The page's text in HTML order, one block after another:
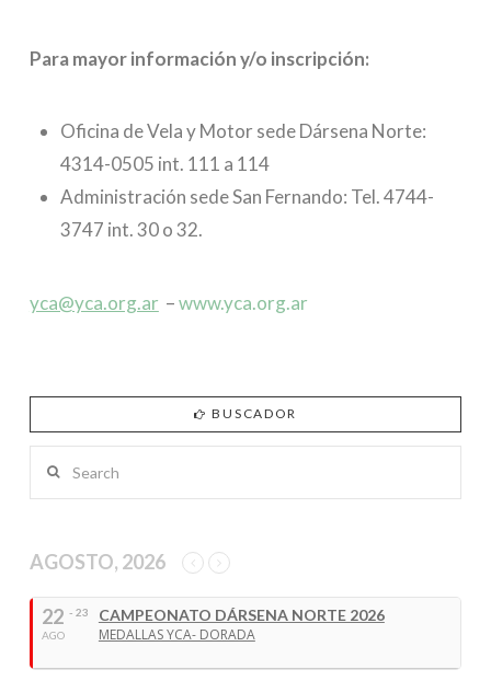
Para mayor información y/o inscripción:
Oficina de Vela y Motor sede Dársena Norte:
4314-0505 int. 111 a 114
Administración sede San Fernando: Tel. 4744-
3747 int. 30 o 32.
yca@yca.org.ar –www.yca.org.ar
BUSCADOR
AGOSTO, 2026
22
AGO
- 23
CAMPEONATO DÁRSENA NORTE 2026
MEDALLAS YCA- DORADA